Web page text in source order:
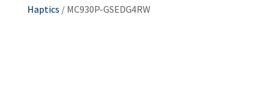
Haptics / MC930P-GSEDG4RW